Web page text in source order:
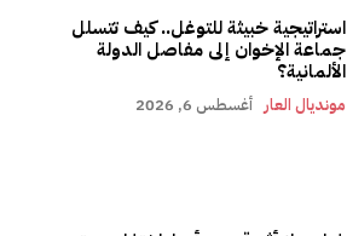
استراتيجية خبيثة للتوغل.. كيف تتسلل
جماعة الإخوان إلى مفاصل الدولة
الألمانية؟
مونديال العار أغسطس 6, 2026